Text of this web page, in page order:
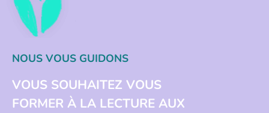
NOUS VOUS GUIDONS
VOUS SOUHAITEZ VOUS
FORMER À LA LECTURE AUX